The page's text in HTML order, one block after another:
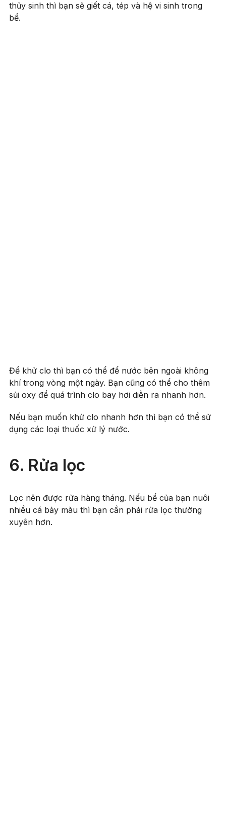
thủy sinh thì bạn sẽ giết cá, tép và hệ vi sinh trong
bể.
Để khử clo thì bạn có thể để nước bên ngoài không
khí trong vòng một ngày. Bạn cũng có thể cho thêm
sủi oxy để quá trình clo bay hơi diễn ra nhanh hơn.
Nếu bạn muốn khử clo nhanh hơn thì bạn có thể sử
dụng các loại thuốc xử lý nước.
6. Rửa lọc
Lọc nên được rửa hàng tháng. Nếu bể của bạn nuôi
nhiều cá bảy màu thì bạn cần phải rửa lọc thường
xuyên hơn.